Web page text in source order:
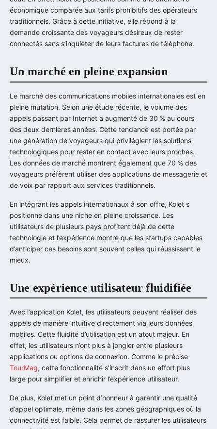
économique comparée aux tarifs prohibitifs des opérateurs
traditionnels. Grâce à cette initiative, elle répond à la
demande croissante des voyageurs désireux de rester
connectés sans s’inquiéter de leurs factures de téléphone.
Un marché en pleine expansion
Le marché des communications mobiles internationales est en
pleine mutation. Selon une étude récente, le volume des
appels passant par Internet a augmenté de 30 % au cours
des deux dernières années. Cette tendance est portée par
une génération de voyageurs qui privilégient les solutions
technologiques pour rester en contact avec leurs proches.
Les données de marché montrent également que 70 % des
voyageurs préfèrent utiliser des applications de messagerie et
de voix par rapport aux services traditionnels.
En intégrant les appels internationaux à son offre, Kolet s
positionne dans une niche en pleine croissance. Les
utilisateurs de plusieurs pays profitent déjà de cette
technologie et l’expérience montre que les startups capables
d’anticiper ces besoins sont souvent celles qui réussissent le
mieux.
Une expérience utilisateur fluidifiée
Avec l’application Kolet, les utilisateurs peuvent réaliser des
appels de manière intuitive directement via leurs données
mobiles. Cette fluidité d’utilisation est un atout majeur. En
effet, les utilisateurs n’ont plus à jongler entre plusieurs
applications ou options de connexion. Comme le précise
TourMag, cette fonctionnalité s’inscrit dans un effort plus
large pour simplifier et enrichir l’expérience utilisateur.
De plus, Kolet met un point d’honneur à garantir une qualité
d’appel optimale, même dans les zones géographiques où la
connectivité est faible. Cela permet de rassurer les utilisateurs